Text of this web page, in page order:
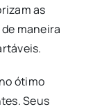
as
maneira
ótimo
Seus